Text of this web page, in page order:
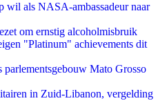
wil als NASA-ambassadeur naar
om ernstig alcoholmisbruik
"Platinum" achievements dit
parlementsgebouw Mato Grosso
in Zuid-Libanon, vergelding